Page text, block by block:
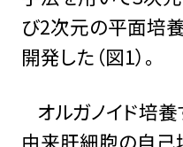
び2次元の平面培
開発した（図1）。
オルガノイド培
由来肝細胞の自